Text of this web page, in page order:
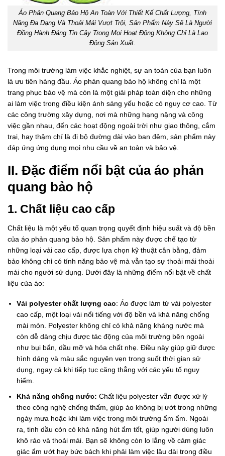
Áo Phản Quang Bảo Hộ An Toàn Với Thiết Kế Chất Lượng, Tính
Năng Đa Dạng Và Thoải Mái Vượt Trội, Sản Phẩm Này Sẽ Là Người
Đồng Hành Đáng Tin Cậy Trong Mọi Hoạt Động Không Chỉ Là Lao
Động Sản Xuất.
Trong môi trường làm việc khắc nghiệt, sự an toàn của bạn luôn
là ưu tiên hàng đầu. Áo phản quang bảo hộ không chỉ là một
trang phục bảo vệ mà còn là một giải pháp toàn diện cho những
ai làm việc trong điều kiện ánh sáng yếu hoặc có nguy cơ cao. Từ
các công trường xây dựng, nơi mà những hạng nặng và công
việc gần nhau, đến các hoạt động ngoài trời như giao thông, cắm
trại, hay thậm chí là đi bộ đường dài vào ban đêm, sản phẩm này
đáp ứng ứng dụng mọi nhu cầu về an toàn và bảo vệ.
II. Đặc điểm nổi bật của áo phản
quang bảo hộ
1. Chất liệu cao cấp
Chất liệu là một yếu tố quan trọng quyết định hiệu suất và độ bền
của áo phản quang bảo hộ. Sản phẩm này được chế tạo từ
những loại vải cao cấp, được lựa chọn kỹ thuật cân bằng, đảm
bảo không chỉ có tính năng bảo vệ mà vẫn tạo sự thoải mái thoải
mái cho người sử dụng. Dưới đây là những điểm nổi bật về chất
liệu của áo:
Vải polyester chất lượng cao: Áo được làm từ vải polyester
cao cấp, một loại vải nổi tiếng với độ bền và khả năng chống
mài mòn. Polyester không chỉ có khả năng kháng nước mà
còn dễ dàng chịu được tác động của môi trường bên ngoài
như bụi bẩn, dầu mỡ và hóa chất nhẹ. Điều này giúp giữ được
hình dáng và màu sắc nguyên vẹn trong suốt thời gian sử
dụng, ngay cả khi tiếp tục căng thẳng với các yếu tố nguy
hiểm.
Khả năng chống nước: Chất liệu polyester vẫn được xử lý
theo công nghệ chống thấm, giúp áo không bị ướt trong những
ngày mưa hoặc khi làm việc trong môi trường ẩm ẩm. Ngoài
ra, tinh dầu còn có khả năng hút ẩm tốt, giúp người dùng luôn
khô ráo và thoải mái. Bạn sẽ không còn lo lắng về cảm giác
giác ẩm ướt hay bức bách khi phải làm việc lâu dài trong điều